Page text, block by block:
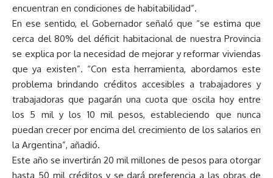
encuentran en condiciones de habitabilidad”.
En ese sentido, el Gobernador señaló que “se estima que
cerca del 80% del déficit habitacional de nuestra Provincia
se explica por la necesidad de mejorar y reformar viviendas
que ya existen”. “Con esta herramienta, abordamos este
problema brindando créditos accesibles a trabajadores y
trabajadoras que pagarán una cuota que oscila hoy entre
los 5 mil y los 10 mil pesos, estableciendo que nunca
puedan crecer por encima del crecimiento de los salarios en
la Argentina”, añadió.
Este año se invertirán 20 mil millones de pesos para otorgar
hasta 50 mil créditos y se dará preferencia a las obras de